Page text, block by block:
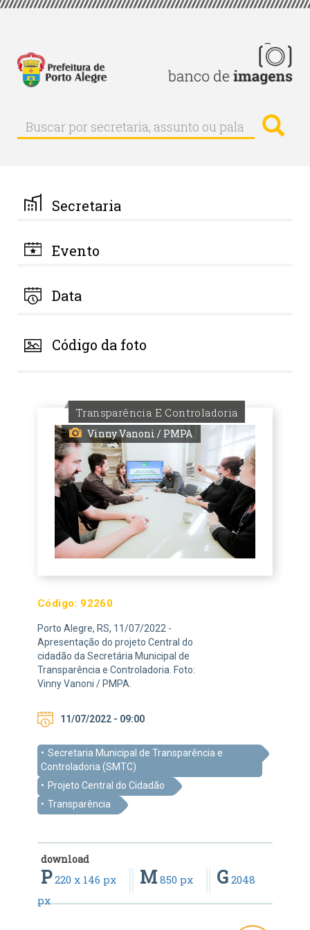
Pular
principal
Buscar
Buscar
por
palavra-
chave
Secretaria
Evento
Data
Código da foto
Transparência E Controladoria
Vinny Vanoni / PMPA
Código: 92260
Porto Alegre, RS, 11/07/2022 -
Apresentação do projeto Central do
cidadão da Secretária Municipal de
Transparência e Controladoria. Foto:
Vinny Vanoni / PMPA.
11/07/2022 - 09:00
Secretaria Municipal de Transparência e
Controladoria (SMTC)
Projeto Central do Cidadão
Transparência
download
P220 x 146 px M 850 px G 2048
px